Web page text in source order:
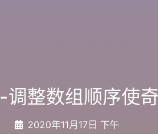
整数组顺序使
2020年11月17日 下午